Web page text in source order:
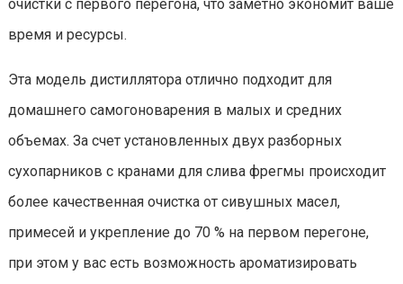
очистки с первого перегона, что заметно экономит ваше
время и ресурсы.
Эта модель дистиллятора отлично подходит для
домашнего самогоноварения в малых и средних
объемах. За счет установленных двух разборных
сухопарников с кранами для слива фрегмы происходит
более качественная очистка от сивушных масел,
примесей и укрепление до 70 % на первом перегоне,
при этом у вас есть возможность ароматизировать